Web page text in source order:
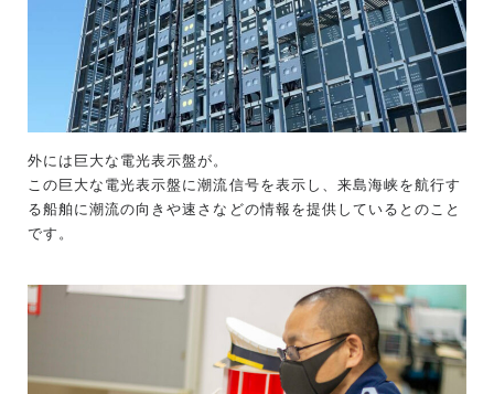
外には巨大な電光表示盤が。
この巨大な電光表示盤に潮流信号を表示し、来島海峡を航行す
る船舶に潮流の向きや速さなどの情報を提供しているとのこと
です。